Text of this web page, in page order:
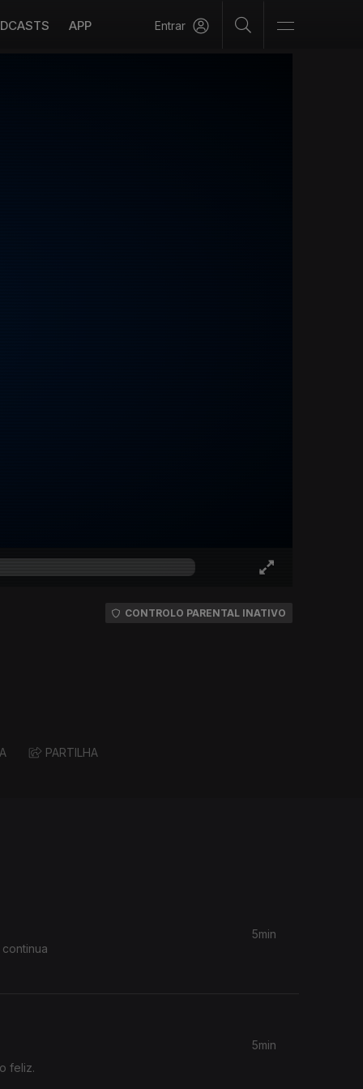
APP Entrar
CONTROLO PARENTAL INATIVO
PARTILHA
5min
feliz.
5min